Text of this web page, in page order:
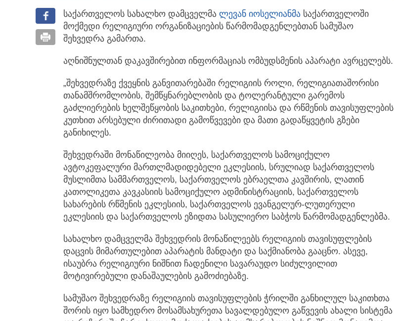
საქართველოს სახალხო დამცველმა ლევან იოსელიანმა საქართველოში
მოქმედი რელიგიური ორგანიზაციების წარმომადგენლებთან სამუშაო
შეხვედრა გამართა.
აღნიშნულთან დაკავშირებით ინფორმაციას ომბუდსმენის აპარატი ავრცელებს.
„შეხვედრაზე ქვეყნის განვითარებაში რელიგიის როლი, რელიგიათაშორისი
თანამშრომლობის, შემწყნარებლობის და ტოლერანტული გარემოს
გაძლიერების ხელშეწყობის საკითხები, რელიგიისა და რწმენის თავისუფლების
კუთხით არსებული ძირითადი გამოწვევები და მათი გადაწყვეტის გზები
განიხილეს.
შეხვედრაში მონაწილეობა მიიღეს, საქართველოს სამოციქულო
ავტოკეფალური მართლმადიდებელი ეკლესიის, სრულიად საქართველოს
მუსლიმთა სამმართველოს, საქართველოს ებრაელთა კავშირის, ლათინ
კათოლიკეთა კავკასიის სამოციქულო ადმინისტრაციის, საქართველოს
სახარების რწმენის ეკლესიის, საქართველოს ევანგელურ-ლუთერული
ეკლესიის და საქართველოს ეზიდთა სასულიერო საბჭოს წარმომადგენლებმა.
სახალხო დამცველმა შეხვედრის მონაწილეებს რელიგიის თავისუფლების
დაცვის მიმართულებით აპარატის მანდატი და საქმიანობა გააცნო. ასევე,
ისაუბრა რელიგიური ნიშნით ჩადენილი სავარაუდო სიძულვილით
მოტივირებული დანაშაულების გამოძიებაზე.
სამუშაო შეხვედრაზე რელიგიის თავისუფლების ჭრილში განხილულ საკითხთა
შორის იყო სამხედრო მოსამსახურეთა სავალდებულო გაწვევის ახალი სისტემა